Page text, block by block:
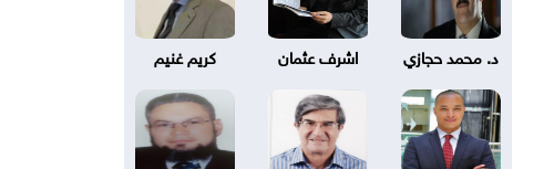
د. محمد حجازي اشرف عثمان كريم غنيم